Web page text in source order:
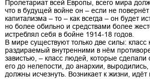
Пролетариат всей Европы, всего мира
что в будущей войне он – если не
капитализма – то – как всегда – он будет
но более обильно и средствами более
истреблял себя в бойне 1914-18 годов.
В мире существуют только две силы: класс
раздираемый внутренними в нём
завистью, – класс людей, которые сделали
его до нелепости, до анархии,
должны исчезнуть. Возникает к жизни,